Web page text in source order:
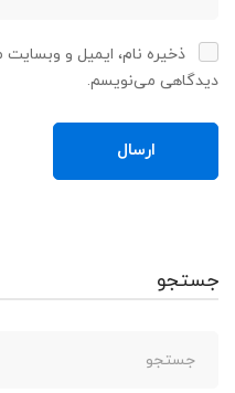
ذخیره نام، ایمیل و وبسایت
دیدگاهی می‌نویسم.
جستجو
برای: